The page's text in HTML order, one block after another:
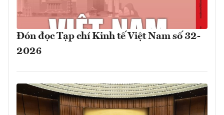
Đón đọc Tạp chí Kinh tế Việt Nam số 32-
2026